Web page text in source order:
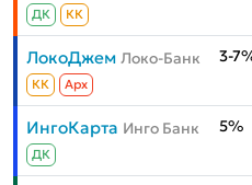
ДК КК
ЛокоДжем Локо-Банк
КК Aрх
3-
ИнгоКарта Инго Банк
ДК
5%